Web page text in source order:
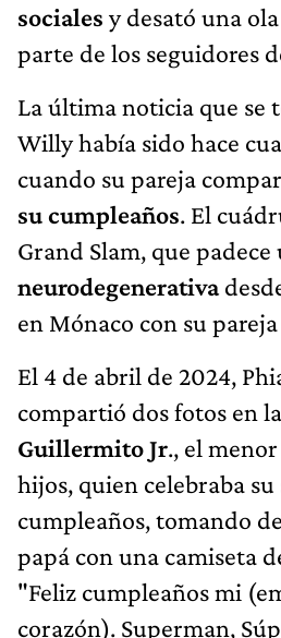
sociales y desató una
parte de los seguidores
La última noticia que se
Willy había sido hace
cuando su pareja
su cumpleaños. El
Grand Slam, que padece
neurodegenerativa
en Mónaco con su
El 4 de abril de 2024,
compartió dos fotos en
Guillermito Jr., el
hijos, quien celebraba
cumpleaños, tomando
papá con una camiseta
"Feliz cumpleaños mi
corazón). Superman,